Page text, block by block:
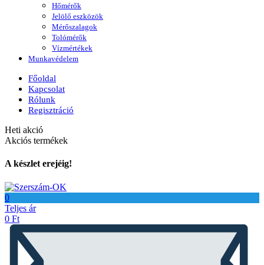
Hőmérők
Jelölő eszközök
Mérőszalagok
Tolómérők
Vízmértékek
Munkavédelem
Főoldal
Kapcsolat
Rólunk
Regisztráció
Heti akció
Akciós termékek
A készlet erejéig!
0
Teljes ár
0 Ft